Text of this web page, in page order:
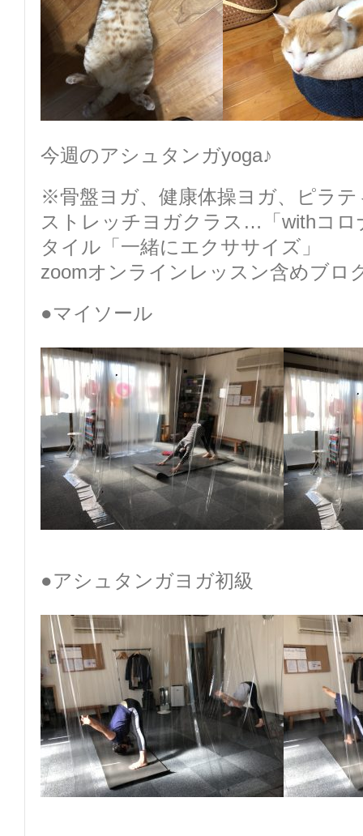
今週のアシュタンガyoga♪
※骨盤ヨガ、健康体操ヨガ、ピラ
ストレッチヨガクラス…「withコ
タイル「一緒にエクササイズ」
zoomオンラインレッスン含めブロ
●マイソール
●アシュタンガヨガ初級